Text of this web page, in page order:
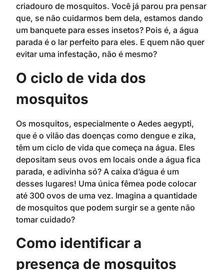
criadouro de mosquitos. Você já parou pra pensar
que, se não cuidarmos bem dela, estamos dando
um banquete para esses insetos? Pois é, a água
parada é o lar perfeito para eles. E quem não quer
evitar uma infestação, não é mesmo?
O ciclo de vida dos
mosquitos
Os mosquitos, especialmente o Aedes aegypti,
que é o vilão das doenças como dengue e zika,
têm um ciclo de vida que começa na água. Eles
depositam seus ovos em locais onde a água fica
parada, e adivinha só? A caixa d’água é um
desses lugares! Uma única fêmea pode colocar
até 300 ovos de uma vez. Imagina a quantidade
de mosquitos que podem surgir se a gente não
tomar cuidado?
Como identificar a
presença de mosquitos